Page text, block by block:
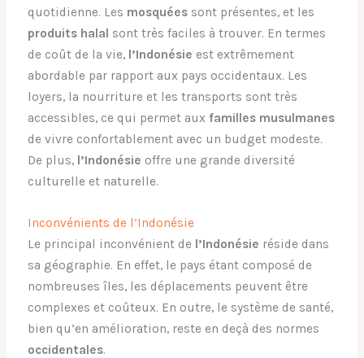
quotidienne. Les mosquéessont présentes, et les
produits halal sont très faciles à trouver. En termes
de coût de la vie, l’Indonésie est extrêmement
abordable par rapport aux pays occidentaux. Les
loyers, la nourriture et les transports sont très
accessibles, ce qui permet aux familles musulmanes
de vivre confortablement avec un budget modeste.
De plus, l’Indonésie offre une grande diversité
culturelle et naturelle.
Inconvénients de l’Indonésie
Le principal inconvénient de l’Indonésie réside dans
sa géographie. En effet, le pays étant composé de
nombreuses îles, les déplacements peuvent être
complexes et coûteux. En outre, le système de santé,
bien qu’en amélioration, reste en deçà des normes
occidentales.